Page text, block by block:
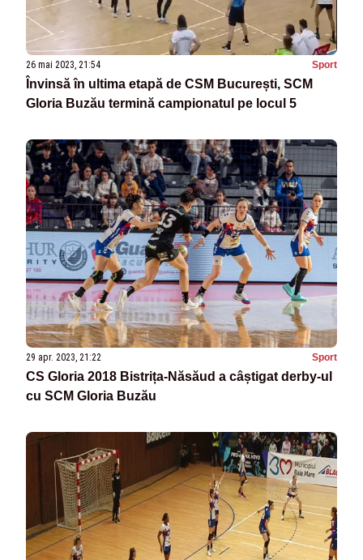
26 mai 2023, 21:54 Sport
Învinsă în ultima etapă de CSM București, SCM
Gloria Buzău termină campionatul pe locul 5
29 apr. 2023, 21:22 Sport
CS Gloria 2018 Bistrița-Năsăud a câștigat derby-ul
cu SCM Gloria Buzău